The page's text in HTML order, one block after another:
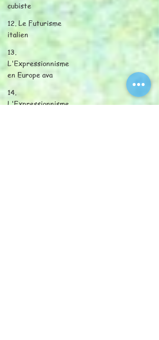
cubiste
12. Le Futurisme
italien
13.
L'Expressionnisme
en Europe ava
14.
L'Expressionnisme